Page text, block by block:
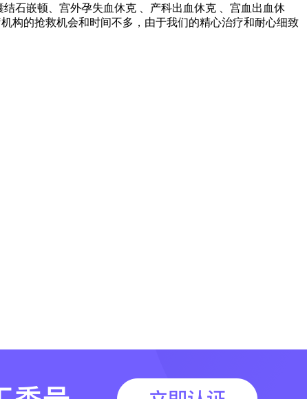
石嵌顿、宫外孕失血休克 、产科出血休克 、宫血出血休
构的抢救机会和时间不多，由于我们的精心治疗和耐心细致